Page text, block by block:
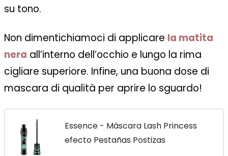
su tono.
Non dimentichiamoci di applicare la matita
nera all’interno dell’occhio e lungo la rima
cigliare superiore. Infine, una buona dose di
mascara di qualità per aprire lo sguardo!
Essence - Máscara Lash Princess
efecto Pestañas Postizas